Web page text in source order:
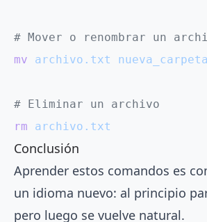
# Mover o renombrar un
mv archivo.txt
# Eliminar un archivo
rm archivo.txt
Conclusión
Aprender estos comandos es
un idioma nuevo: al principio
pero luego se vuelve natural.